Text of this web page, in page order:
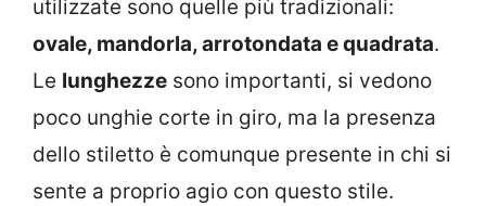
utilizzate sono quelle più tradizionali:
ovale, mandorla, arrotondata e quadrata.
Le lunghezze sono importanti, si vedono
poco unghie corte in giro, ma la presenza
dello stiletto è comunque presente in chi si
sente a proprio agio con questo stile.